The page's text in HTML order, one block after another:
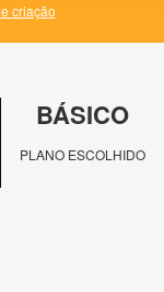
criação
BÁSICO
PLANO ESCOLHIDO